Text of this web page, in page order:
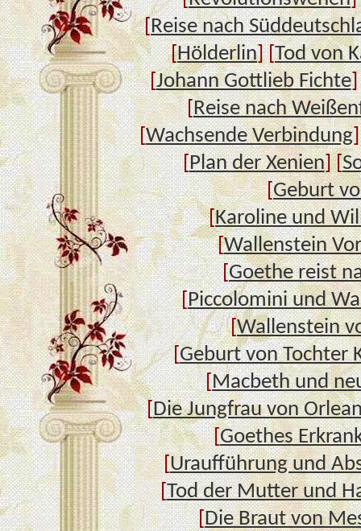
[Reise nach
[Hölderlin] [Tod von
[Johann Gottlieb Fichte]
[Reise nach
[Wachsende Verbindung
[Plan der Xenien] [
[Geburt
[Karoline und
[Wallenstein
[Goethe reist
[Piccolomini und
[Wallenstein
[Geburt von Tochter
[Macbeth und
[Die Jungfrau von
[Goethes
[Uraufführung und
[Tod der Mutter und
[Die Braut von